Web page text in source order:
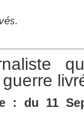
: du 11